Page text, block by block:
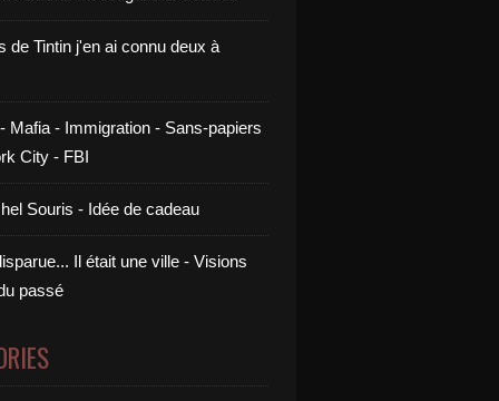
de Tintin j'en ai connu deux à
Mafia - Immigration - Sans-papiers
City - FBI
Souris - Idée de cadeau
Il était une ville - Visions
passé